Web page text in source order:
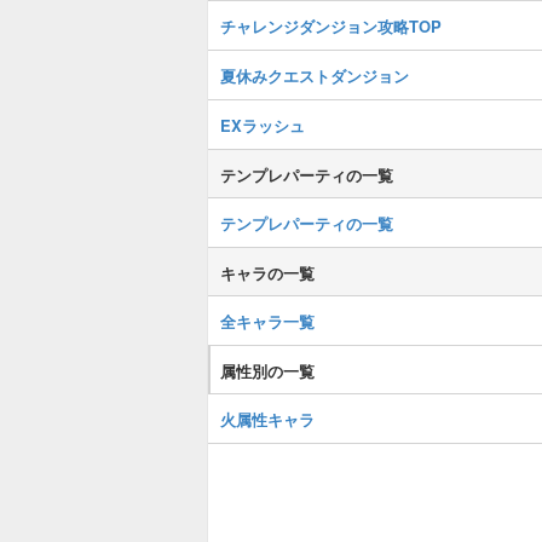
チャレンジダンジョン攻略TOP
夏休みクエストダンジョン
EXラッシュ
テンプレパーティの一覧
テンプレパーティの一覧
キャラの一覧
全キャラ一覧
属性別の一覧
火属性キャラ